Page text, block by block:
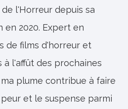
de l'Horreur depuis sa
en 2020. Expert en
de films d'horreur et
à l'affût des prochaines
plume contribue à faire
et le suspense parmi